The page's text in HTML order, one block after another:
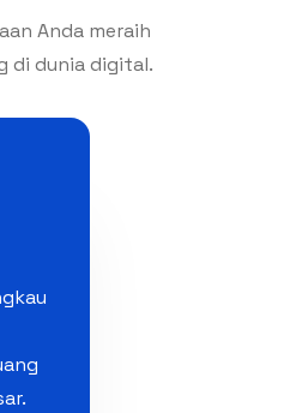
Anda meraih
di dunia digital.